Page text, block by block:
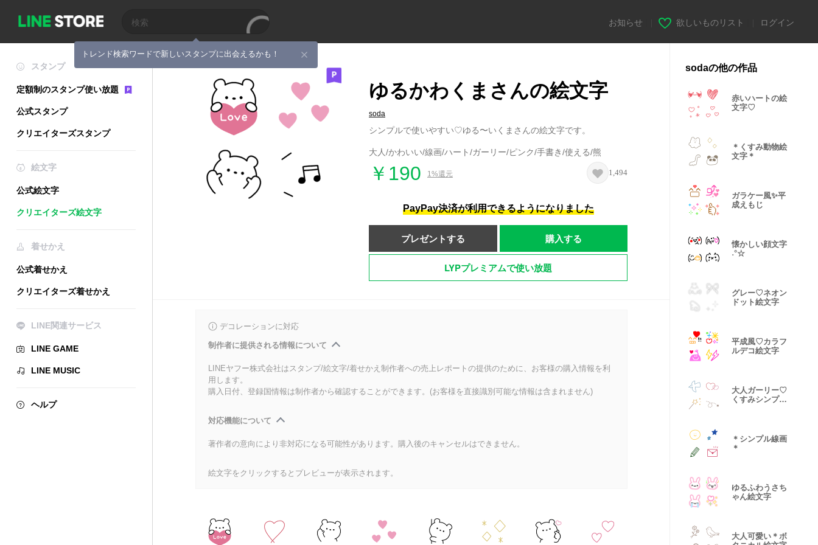
トレンド検索ワードで新しいスタンプに出会えるかも！
お知らせ 欲しいものリスト ログイン
スタンプ
定額制のスタンプ使い放題
公式スタンプ
クリエイターズスタンプ
絵文字
公式絵文字
クリエイターズ絵文字
着せかえ
公式着せかえ
クリエイターズ着せかえ
LINE関連サービス
LINE GAME
LINE MUSIC
ヘルプ
ゆるかわくまさんの絵文字
soda
シンプルで使いやすい♡ゆる〜いくまさんの絵文字です。
大人/かわいい/線画/ハート/ガーリー/ピンク/手書き/使える/熊
￥190 1%還元 1,494
PayPay決済が利用できるようになりました
プレゼントする 購入する
LYPプレミアムで使い放題
デコレーションに対応
制作者に提供される情報について
LINEヤフー株式会社はスタンプ/絵文字/着せかえ制作者への売上レポートの提供のために、お客様の購入情報を利
用します。
購入日付、登録国情報は制作者から確認することができます。(お客様を直接識別可能な情報は含まれません)
対応機能について
著作者の意向により非対応になる可能性があります。購入後のキャンセルはできません。
絵文字をクリックするとプレビューが表示されます。
sodaの他の作品
赤いハートの絵
文字♡
＊くすみ動物絵
文字＊
ガラケー風✨平
成えもじ
懐かしい顔文字
˖°☆
グレー♡ネオン
ドット絵文字
平成風♡カラフ
ルデコ絵文字
大人ガーリー♡
くすみシンプル
＊シンプル線画
＊
ゆるふわうさち
ゃん絵文字
大人可愛い＊ボ